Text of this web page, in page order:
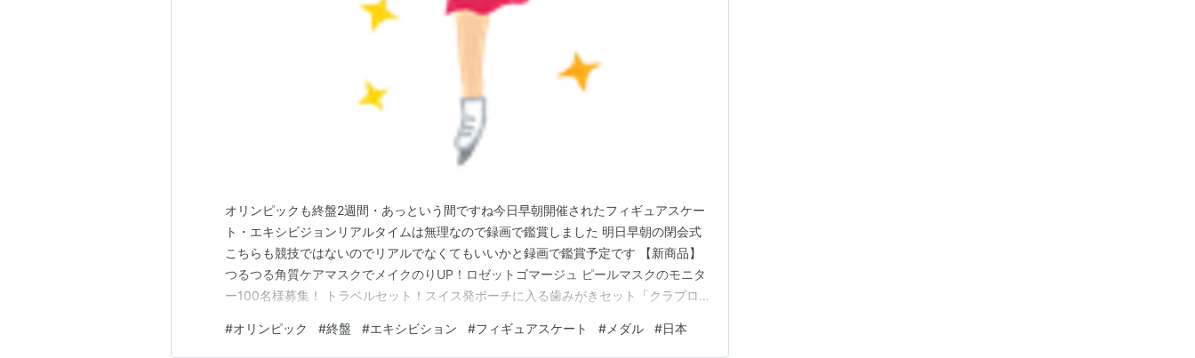
オリンピックも終盤2週間・あっという間ですね今日早朝開催されたフィギュアスケー
ト・エキシビジョンリアルタイムは無理なので録画で鑑賞しました 明日早朝の閉会式
こちらも競技ではないのでリアルでなくてもいいかと録画で鑑賞予定です 【新商品】
つるつる角質ケアマスクでメイクのりUP！ロゼットゴマージュ ピールマスクのモニタ
ー100名様募集！ トラベルセット！スイス発ポーチに入る歯みがきセット「クラプロ
gooからきました
#オリンピック #終盤 #エキシビション #フィギュアスケート #メダル #日本